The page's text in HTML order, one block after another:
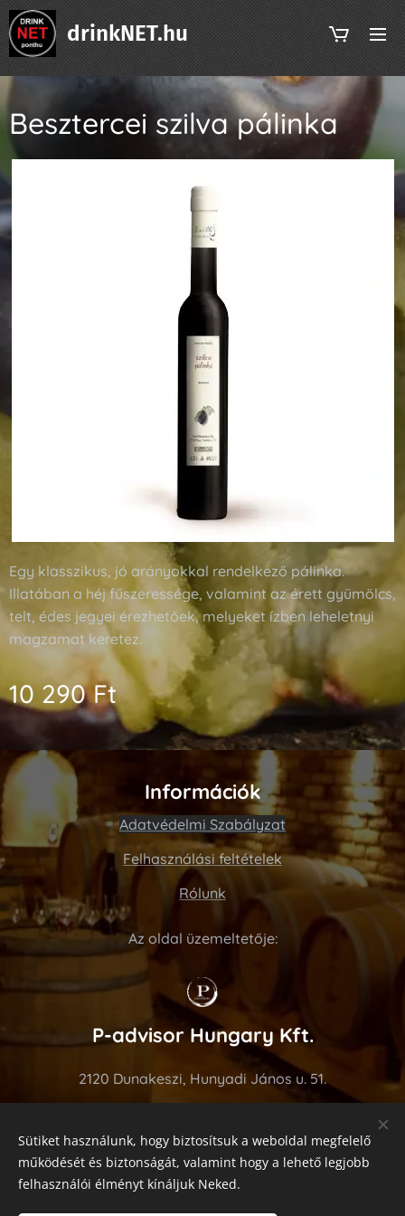
drinkNET.hu
Besztercei szilva pálinka
Egy klasszikus, jó arányokkal rendelkező pálinka.
Illatában a héj fűszeressége, valamint az érett gyümölcs,
telt, édes jegyei érezhetőek, melyeket ízben leheletnyi
magzamat keretez.
10 290Ft
Információk
Adatvédelmi Szabályzat
Felhasználási feltételek
Rólunk
Az oldal üzemeltetője:
P-advisor Hungary Kft.
2120 Dunakeszi, Hunyadi János u. 51.
https://www.p-advisor.com
Sütiket használunk, hogy biztosítsuk a weboldal megfelelő
működését és biztonságát, valamint hogy a lehető legjobb
felhasználói élményt kínáljuk Neked.